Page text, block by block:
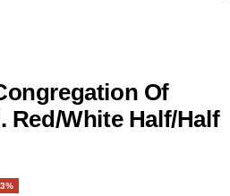
Of
White Half/Half